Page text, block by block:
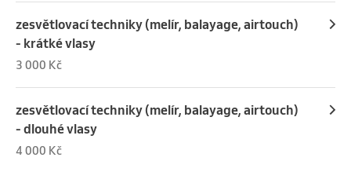
zesvětlovací techniky (melír, balayage, airtouch)
- krátké vlasy
3 000 Kč
zesvětlovací techniky (melír, balayage, airtouch)
- dlouhé vlasy
4 000 Kč